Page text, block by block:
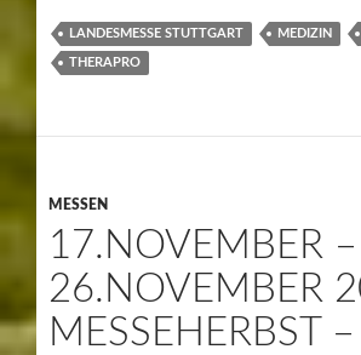
LANDESMESSE STUTTGART MEDIZIN
THERAPRO
MESSEN
17.NOVEMBER –
26.NOVEMBER
MESSEHERBST –